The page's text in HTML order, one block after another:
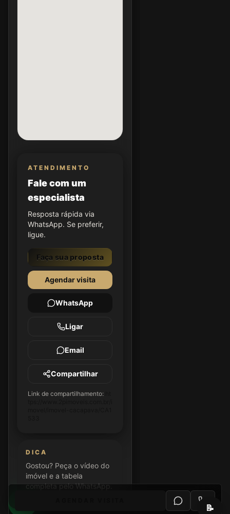
ATENDIMENTO
Fale com um
especialista
Resposta rápida via
WhatsApp. Se preferir,
ligue.
Faça sua proposta
Agendar visita
WhatsApp
Ligar
Email
Compartilhar
Link de compartilhamento:
DICA
Gostou? Peça o vídeo do
imóvel e a tabela
completa pelo WhatsApp.
📝